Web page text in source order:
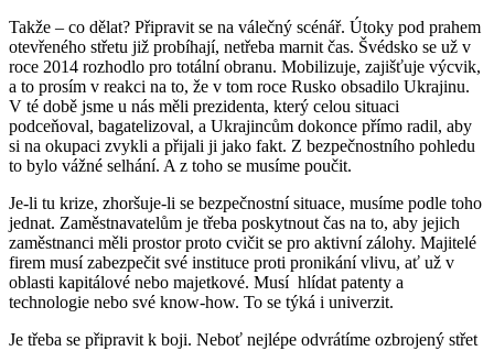
Takže – co dělat? Připravit se na válečný scénář. Útoky pod prahem
otevřeného střetu již probíhají, netřeba marnit čas. Švédsko se už v
roce 2014 rozhodlo pro totální obranu. Mobilizuje, zajišťuje výcvik,
a to prosím v reakci na to, že v tom roce Rusko obsadilo Ukrajinu.
V té době jsme u nás měli prezidenta, který celou situaci
podceňoval, bagatelizoval, a Ukrajincům dokonce přímo radil, aby
si na okupaci zvykli a přijali ji jako fakt. Z bezpečnostního pohledu
to bylo vážné selhání. A z toho se musíme poučit.
Je-li tu krize, zhoršuje-li se bezpečnostní situace, musíme podle toho
jednat. Zaměstnavatelům je třeba poskytnout čas na to, aby jejich
zaměstnanci měli prostor proto cvičit se pro aktivní zálohy. Majitelé
firem musí zabezpečit své instituce proti pronikání vlivu, ať už v
oblasti kapitálové nebo majetkové. Musí hlídat patenty a
technologie nebo své know-how. To se týká i univerzit.
Je třeba se připravit k boji. Neboť nejlépe odvrátíme ozbrojený střet